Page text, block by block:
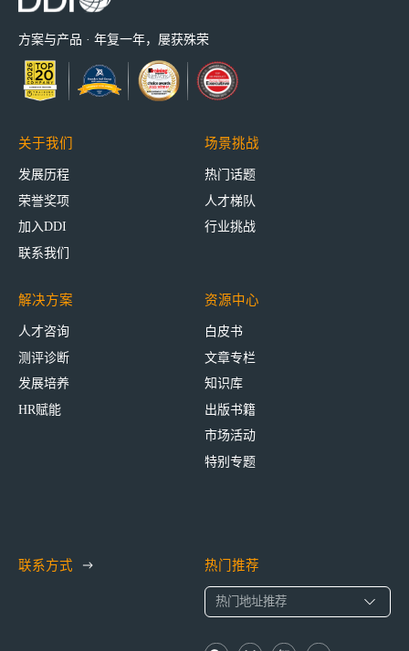
方案与产品 · 年复一年，屡获殊荣
关于我们
发展历程
荣誉奖项
加入DDI
联系我们
场景挑战
热门话题
人才梯队
行业挑战
解决方案
人才咨询
测评诊断
发展培养
HR赋能
资源中心
白皮书
文章专栏
知识库
出版书籍
市场活动
特别专题
联系方式 热门推荐